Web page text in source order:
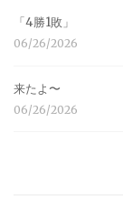
「4勝1敗」
06/26/2026
来たよ〜
06/26/2026